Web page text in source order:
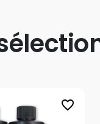
favorite_border